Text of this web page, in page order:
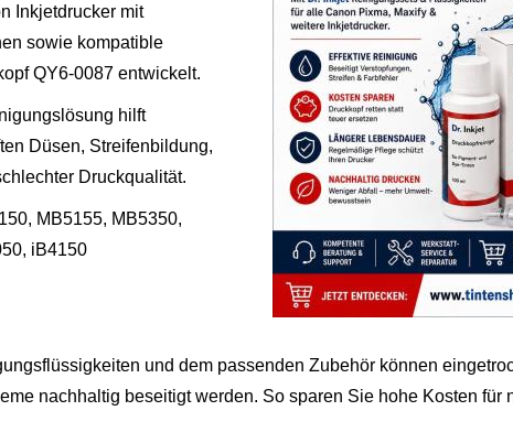
Inkjetdrucker mit
sowie kompatible
QY6-0087 entwickelt.
hilft
Düsen, Streifenbildung,
Druckqualität.
MB5155, MB5350,
iB4150
und dem passenden Zubehör können
nachhaltig beseitigt werden. So sparen Sie hohe Kosten für